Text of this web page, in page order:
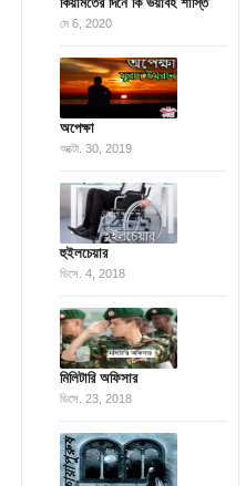
মে 6, 2020
অপেক্ষা
অক্টো. 30, 2019
হুইলচেয়ার
ডিসে. 4, 2018
মিলিটারি অফিসার
ডিসে. 23, 2018